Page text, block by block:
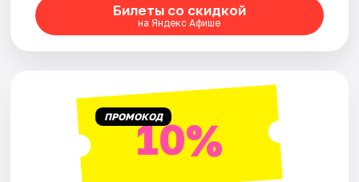
Билеты со скидкой
на Яндекс Афише
ПРОМОКОД10%